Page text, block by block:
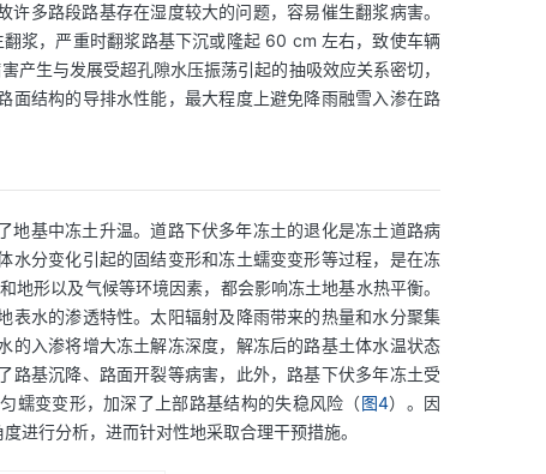
多路段路基存在湿度较大的问题，容易催生翻浆病害。
浆，严重时翻浆路基下沉或隆起 60 cm 左右，致使车辆
产生与发展受超孔隙水压振荡引起的抽吸效应关系密切，
面结构的导排水性能，最大程度上避免降雨融雪入渗在路
地基中冻土升温。道路下伏多年冻土的退化是冻土道路病
水分变化引起的固结变形和冻土蠕变变形等过程，是在冻
地形以及气候等环境因素，都会影响冻土地基水热平衡。
表水的渗透特性。太阳辐射及降雨带来的热量和水分聚集
的入渗将增大冻土解冻深度，解冻后的路基土体水温状态
路基沉降、路面开裂等病害，此外，路基下伏多年冻土受
蠕变变形，加深了上部路基结构的失稳风险（图4）。因
进行分析，进而针对性地采取合理干预措施。